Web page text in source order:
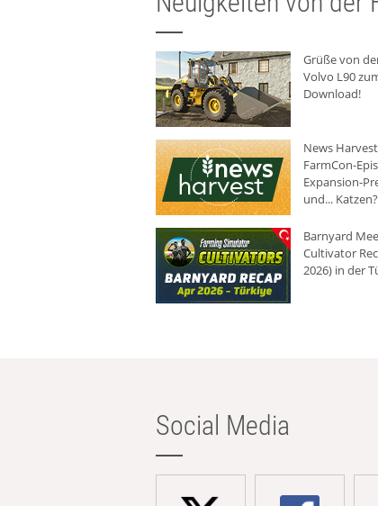
Grüße von
Volvo L90
Download!
News
FarmCon-
Expansion-
und... Katzen?
Barnyard
Cultivator
2026) in der
Social Media